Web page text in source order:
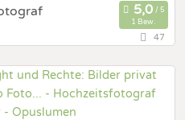
1 Bew.
Shooting
Fotostory
47